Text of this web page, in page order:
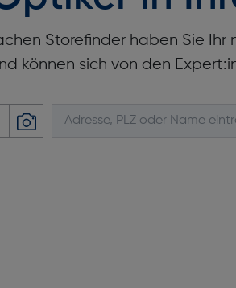
Storefinder haben Sie
können sich von den